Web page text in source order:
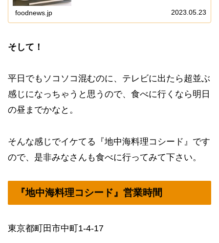
ていた『もつ乃』でして、今現在はどんな感じなの
foodnews.jp 2023.05.23
そして！
平日でもソコソコ混むのに、テレビに出たら超並ぶ
感じになっちゃうと思うので、食べに行くなら明日
の昼までかなと。
そんな感じでイケてる『地中海料理コシード』です
ので、是非みなさんも食べに行ってみて下さい。
『地中海料理コシード』営業時間
東京都町田市中町1-4-17